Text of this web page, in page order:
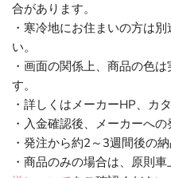
合があります。
・寒冷地にお住まいの方は
い。
・画面の関係上、商品の色
す。
・詳しくはメーカーHP、カ
・入金確認後、メーカーへの
・発注から約2～3週間後の納
・商品のみの場合は、原則